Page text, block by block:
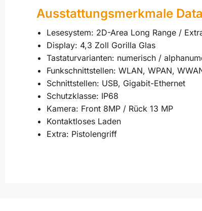
Ausstattungsmerkmale
Lesesystem: 2D-Area Long Range /
Display: 4,3 Zoll Gorilla Glas
Tastaturvarianten: numerisch /
Funkschnittstellen: WLAN, WPAN,
Schnittstellen: USB, Gigabit-Ethernet
Schutzklasse: IP68
Kamera: Front 8MP / Rück 13 MP
Kontaktloses Laden
Extra: Pistolengriff